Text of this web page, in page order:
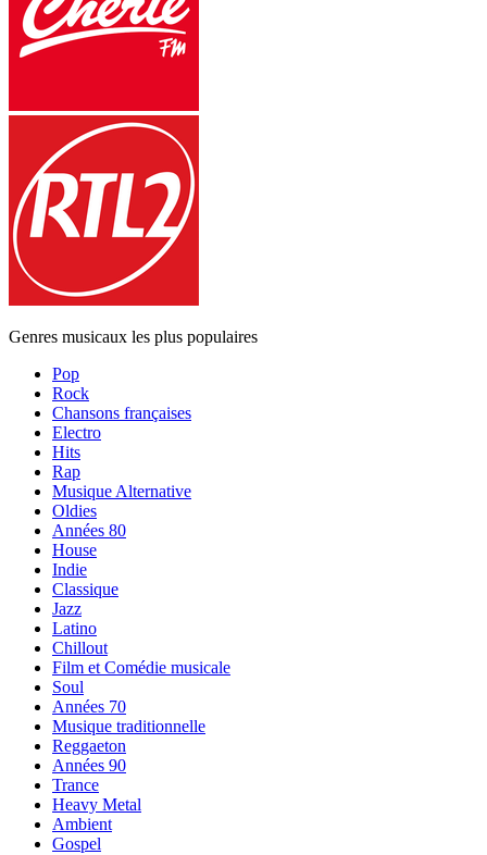
Genres musicaux les plus populaires
Pop
Rock
Chansons françaises
Electro
Hits
Rap
Musique Alternative
Oldies
Années 80
House
Indie
Classique
Jazz
Latino
Chillout
Film et Comédie musicale
Soul
Années 70
Musique traditionnelle
Reggaeton
Années 90
Trance
Heavy Metal
Ambient
Gospel